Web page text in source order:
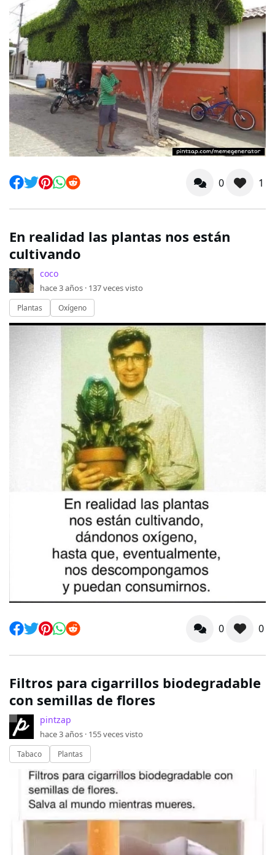
0 1
En realidad las plantas nos están
cultivando
coco
hace 3 años · 137veces visto
Plantas Oxígeno
0 0
Filtros para cigarrillos biodegradable
con semillas de flores
pintzap
hace 3 años · 155veces visto
Tabaco Plantas